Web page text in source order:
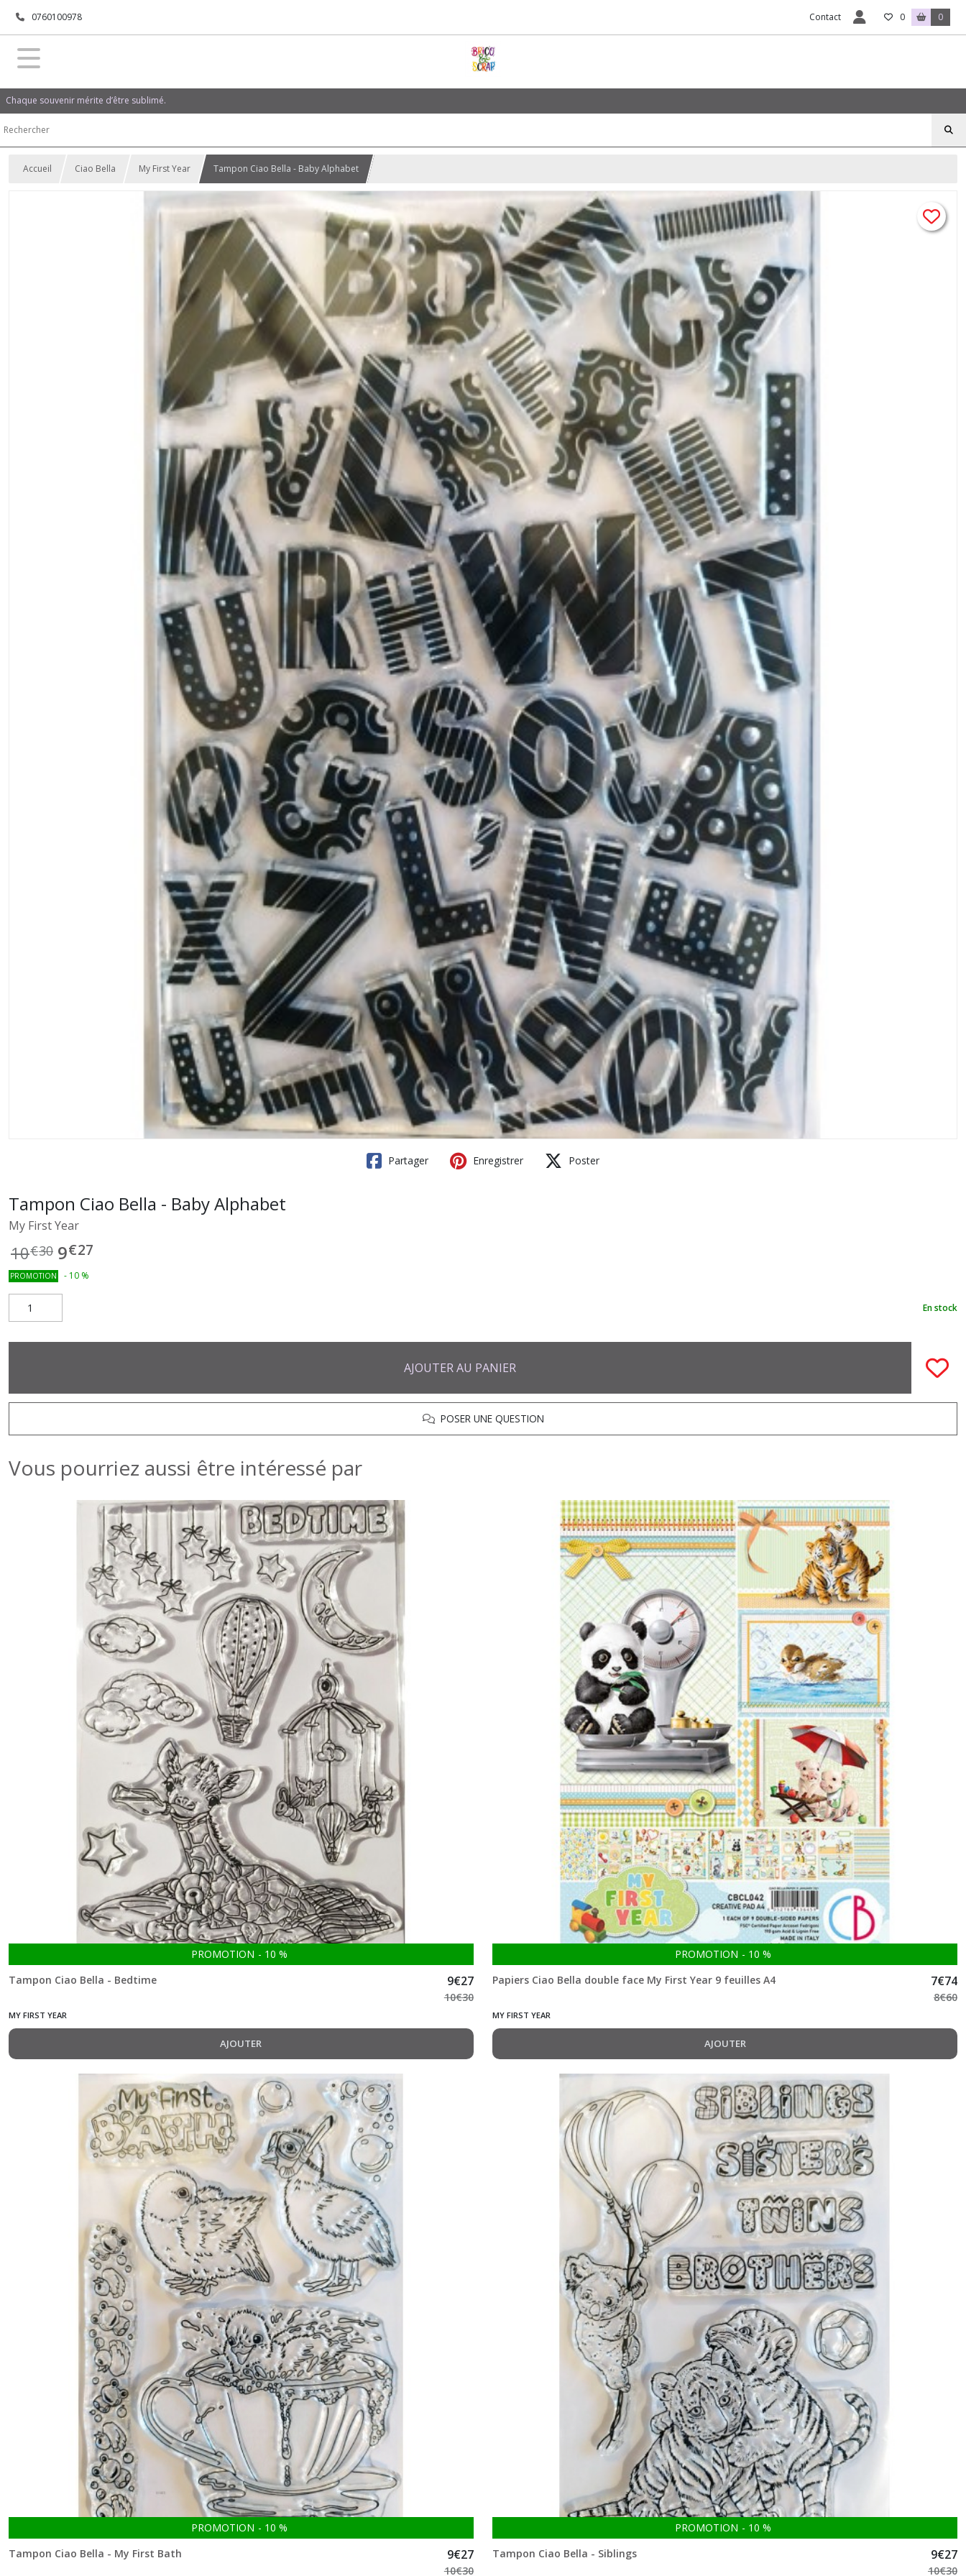
0760100978 Contact 0 0
Chaque souvenir mérite d’être sublimé.
Accueil Ciao Bella My First Year Tampon Ciao Bella - Baby Alphabet
Partager Enregistrer Poster
Tampon Ciao Bella - Baby Alphabet
My First Year
10€30 9€27
PROMOTION - 10 %
En stock
AJOUTER AU PANIER
POSER UNE QUESTION
Vous pourriez aussi être intéressé par
PROMOTION - 10 %
Tampon Ciao Bella - Bedtime
9€27
10€30
MY FIRST YEAR
AJOUTER
PROMOTION - 10 %
Papiers Ciao Bella double face My First Year 9 feuilles A4
7€74
8€60
MY FIRST YEAR
AJOUTER
PROMOTION - 10 %
Tampon Ciao Bella - My First Bath
9€27
10€30
PROMOTION - 10 %
Tampon Ciao Bella - Siblings
9€27
10€30